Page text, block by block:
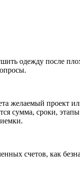
одежду после
желаемый проект
сумма, сроки,
счетов, как